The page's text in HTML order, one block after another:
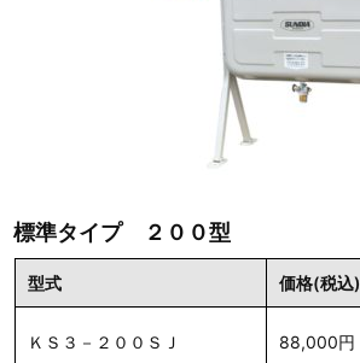
標準タイプ ２００型
型式 価格(税込)
ＫＳ３－２００ＳＪ 88,000円